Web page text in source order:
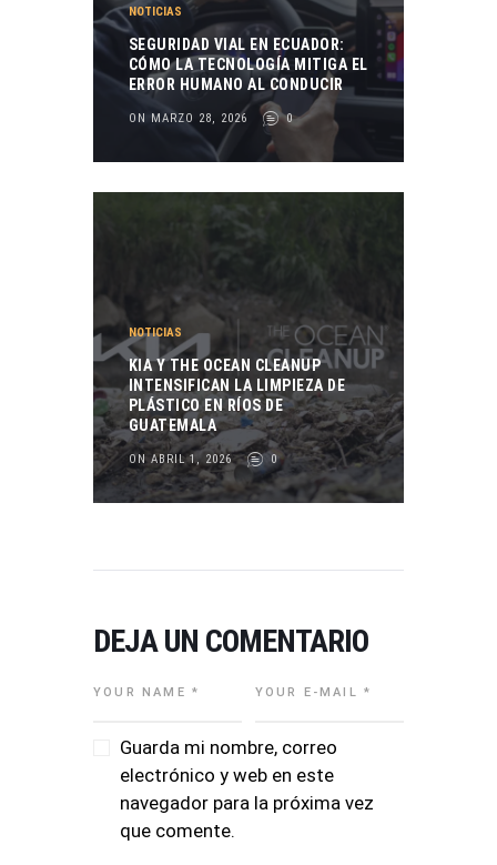
NOTICIAS
SEGURIDAD VIAL EN ECUADOR:
CÓMO LA TECNOLOGÍA MITIGA EL
ERROR HUMANO AL CONDUCIR
ON MARZO 28, 2026 0
NOTICIAS
KIA Y THE OCEAN CLEANUP
INTENSIFICAN LA LIMPIEZA DE
PLÁSTICO EN RÍOS DE
GUATEMALA
ON ABRIL 1, 2026 0
DEJA UN COMENTARIO
Guarda mi nombre, correo
electrónico y web en este
navegador para la próxima vez
que comente.